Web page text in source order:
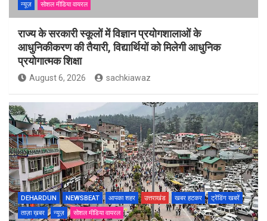
न्यूज़
सोशल मीडिया वायरल
राज्य के सरकारी स्कूलों में विज्ञान प्रयोगशालाओं के
आधुनिकीकरण की तैयारी, विद्यार्थियों को मिलेगी आधुनिक
प्रयोगात्मक शिक्षा
August 6, 2026 sachkiawaz
DEHARDUN NEWSBEAT आपका शहर उत्तराखंड खबर हटकर
ट्रेंडिंग खबरें
ताज़ा ख़बर
न्यूज़ सोशल मीडिया वायरल